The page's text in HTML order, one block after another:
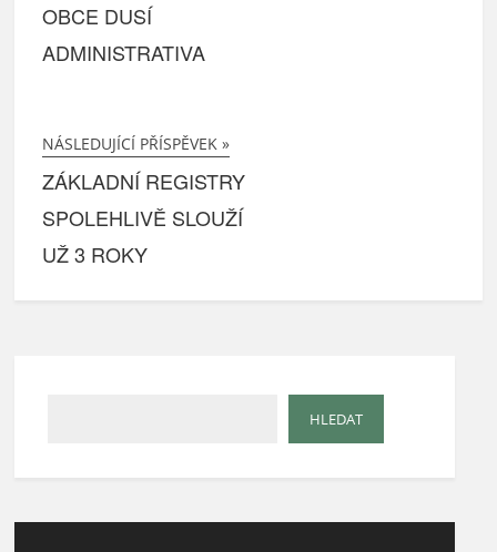
OBCE DUSÍ
ADMINISTRATIVA
NÁSLEDUJÍCÍ PŘÍSPĚVEK »
ZÁKLADNÍ REGISTRY
SPOLEHLIVĚ SLOUŽÍ
UŽ 3 ROKY